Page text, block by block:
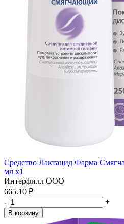
Средство Лактацид Фарма
мл x1
Интерфилл ООО
665.10 ₽
-
+
В корзину